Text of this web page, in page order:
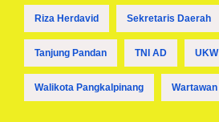
Riza Herdavid Sekretaris Daerah
Tanjung Pandan TNI AD UKW
Walikota Pangkalpinang Wartawan